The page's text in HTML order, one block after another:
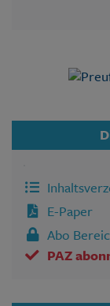
E-Paper
Abo
PAZ